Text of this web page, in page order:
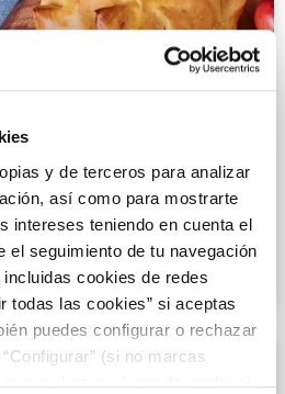
y de terceros para analizar
así como para mostrarte
intereses teniendo en cuenta el
el seguimiento de tu navegación
cookies de redes
todas las cookies” si aceptas
puedes configurar o rechazar
(si no marcas
CON CARNE PICADA
con salsa de tomate